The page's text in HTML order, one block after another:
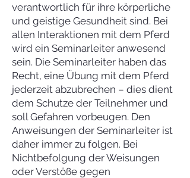
verantwortlich für ihre körperliche
und geistige Gesundheit sind. Bei
allen Interaktionen mit dem Pferd
wird ein Seminarleiter anwesend
sein. Die Seminarleiter haben das
Recht, eine Übung mit dem Pferd
jederzeit abzubrechen – dies dient
dem Schutze der Teilnehmer und
soll Gefahren vorbeugen. Den
Anweisungen der Seminarleiter ist
daher immer zu folgen. Bei
Nichtbefolgung der Weisungen
oder Verstöße gegen